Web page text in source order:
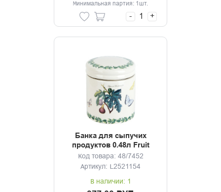
Минимальная партия: 1шт.
- +
Банка для сыпучих
продуктов 0.48л Fruit
Garden
Код товара: 48/7452
Артикул: L2521154
В наличии: 1